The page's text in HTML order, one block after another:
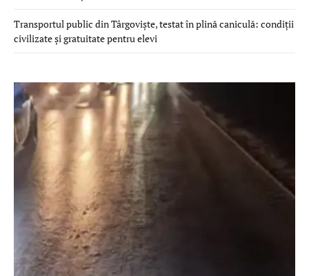
Transportul public din Târgoviște, testat în plină caniculă: condiții
civilizate și gratuitate pentru elevi